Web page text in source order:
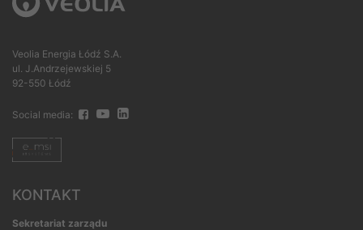
Veolia Energia Łódź S.A.
ul. J.Andrzejewskiej 5
92-550 Łódź
Social media:
KONTAKT
Sekretariat zarządu